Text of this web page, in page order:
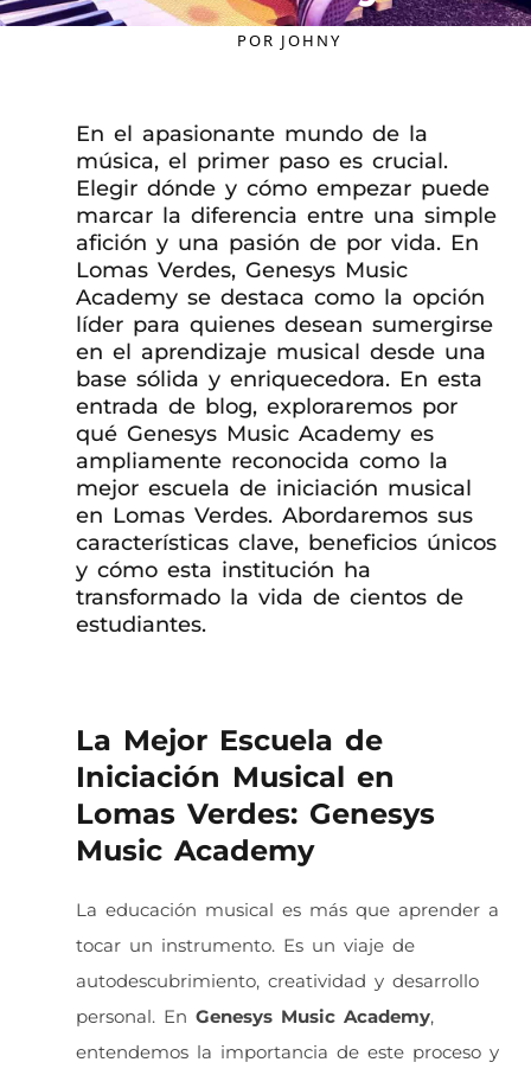
POR JOHNY
En el apasionante mundo de la
música, el primer paso es crucial.
Elegir dónde y cómo empezar puede
marcar la diferencia entre una simple
afición y una pasión de por vida. En
Lomas Verdes, Genesys Music
Academy se destaca como la opción
líder para quienes desean sumergirse
en el aprendizaje musical desde una
base sólida y enriquecedora. En esta
entrada de blog, exploraremos por
qué Genesys Music Academy es
ampliamente reconocida como la
mejor escuela de iniciación musical
en Lomas Verdes. Abordaremos sus
características clave, beneficios únicos
y cómo esta institución ha
transformado la vida de cientos de
estudiantes.
La Mejor Escuela de
Iniciación Musical en
Lomas Verdes: Genesys
Music Academy
La educación musical es más que aprender a
tocar un instrumento. Es un viaje de
autodescubrimiento, creatividad y desarrollo
personal. En Genesys Music Academy,
entendemos la importancia de este proceso y